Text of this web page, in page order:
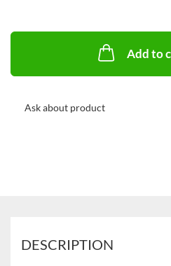
Add to
Ask about product
DESCRIPTION